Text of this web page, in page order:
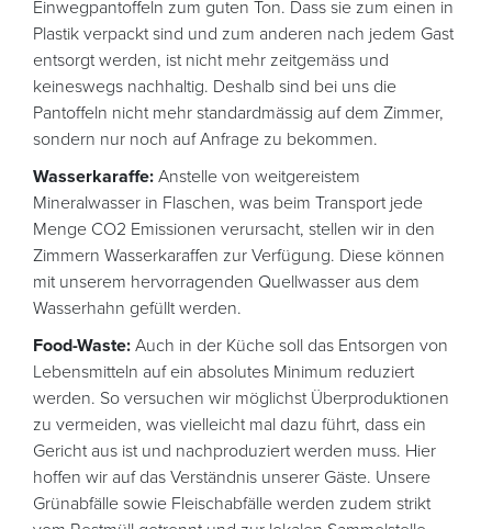
Einwegpantoffeln zum guten Ton. Dass sie zum einen in
Plastik verpackt sind und zum anderen nach jedem Gast
entsorgt werden, ist nicht mehr zeitgemäss und
keineswegs nachhaltig. Deshalb sind bei uns die
Pantoffeln nicht mehr standardmässig auf dem Zimmer,
sondern nur noch auf Anfrage zu bekommen.
Wasserkaraffe: Anstelle von weitgereistem
Mineralwasser in Flaschen, was beim Transport jede
Menge CO2 Emissionen verursacht, stellen wir in den
Zimmern Wasserkaraffen zur Verfügung. Diese können
mit unserem hervorragenden Quellwasser aus dem
Wasserhahn gefüllt werden.
Food-Waste: Auch in der Küche soll das Entsorgen von
Lebensmitteln auf ein absolutes Minimum reduziert
werden. So versuchen wir möglichst Überproduktionen
zu vermeiden, was vielleicht mal dazu führt, dass ein
Gericht aus ist und nachproduziert werden muss. Hier
hoffen wir auf das Verständnis unserer Gäste. Unsere
Grünabfälle sowie Fleischabfälle werden zudem strikt